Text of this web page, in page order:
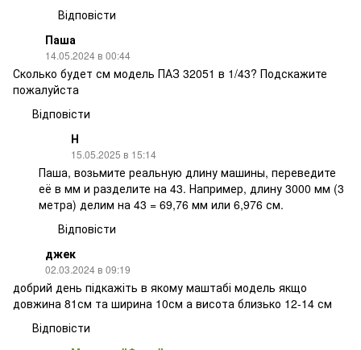
Відповісти
Паша
14.05.2024 в 00:44
Сколько будет см модель ПАЗ 32051 в 1/43? Подскажите
пожалуйста
Відповісти
Н
15.05.2025 в 15:14
Паша, возьмите реальную длину машины, переведите
её в мм и разделите на 43. Например, длину 3000 мм (3
метра) делим на 43 = 69,76 мм или 6,976 см.
Відповісти
джек
02.03.2024 в 09:19
добрий день підкажіть в якому маштабі модель якщо
довжина 81см та ширина 10см а висота близько 12-14 см
Відповісти